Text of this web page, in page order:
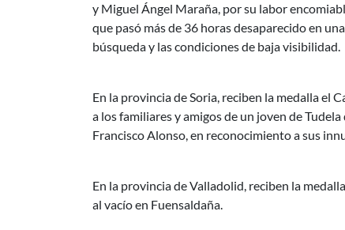
y Miguel Ángel Maraña, por su labor
que pasó más de 36 horas desaparecido en
búsqueda y las condiciones de baja visibilidad.
En la provincia de Soria, reciben la medalla el
a los familiares y amigos de un joven de
Francisco Alonso, en reconocimiento a sus
En la provincia de Valladolid, reciben la
al vacío en Fuensaldaña.